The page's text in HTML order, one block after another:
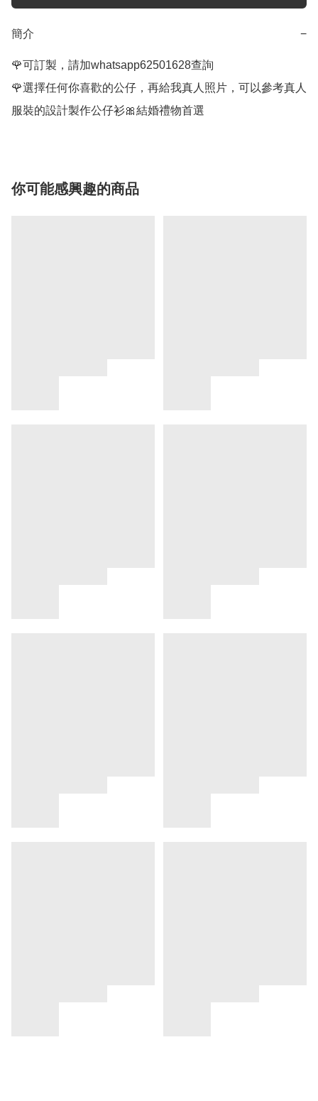
簡介 −
🌹可訂製，請加whatsapp62501628查詢
🌹選擇任何你喜歡的公仔，再給我真人照片，可以參考真人
服裝的設計製作公仔衫🎀結婚禮物首選
你可能感興趣的商品